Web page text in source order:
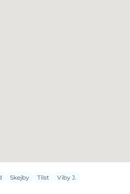
Skejby Tilst Viby J.